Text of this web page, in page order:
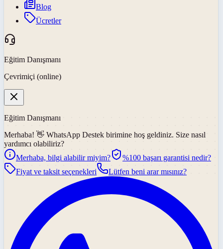
Blog
Ücretler
Eğitim Danışmanı
Çevrimiçi (online)
Eğitim Danışmanı
Merhaba! 👋 WhatsApp Destek birimine hoş geldiniz. Size nasıl
yardımcı olabiliriz?
Merhaba, bilgi alabilir miyim?
%100 başarı garantisi nedir?
Fiyat ve taksit seçenekleri
Lütfen beni arar mısınız?